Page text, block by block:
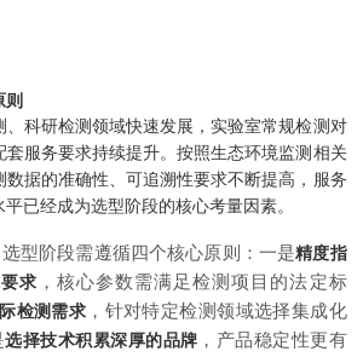
、科研检测领域快速发展，实验室常规检测对
套服务要求持续提升。按照生态环境监测相关
据的准确性、可追溯性要求不断提高，服务
已经成为选型阶段的核心考量因素。
型阶段需遵循四个核心原则：一是精度指
求 ，核心参数需满足检测项目的法定标
检测需求 ，针对特定检测领域选择集成化
选择技术积累深厚的品牌 ，产品稳定性更有